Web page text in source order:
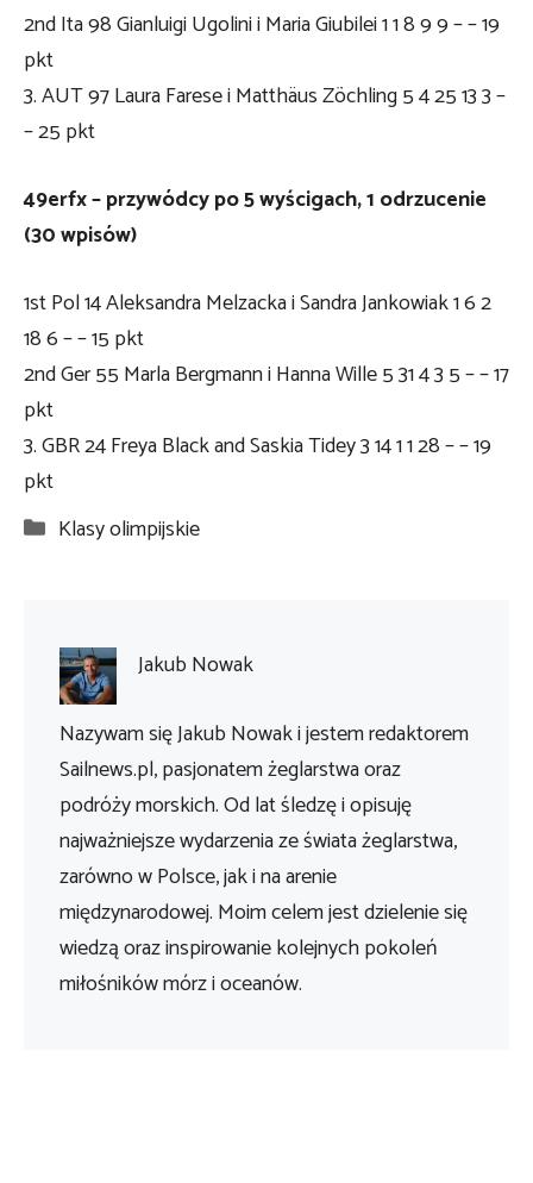
2nd Ita 98 ​​Gianluigi Ugolini i Maria Giubilei 1 1 8 9 9 – – 19
pkt
3. AUT 97 Laura Farese i Matthäus Zöchling 5 4 25 13 3 –
– 25 pkt
49erfx – przywódcy po 5 wyścigach, 1 odrzucenie
(30 wpisów)
1st Pol 14 Aleksandra Melzacka i Sandra Jankowiak 1 6 2
18 6 – – 15 pkt
2nd Ger 55 Marla Bergmann i Hanna Wille 5 31 4 3 5 – – 17
pkt
3. GBR 24 Freya Black and Saskia Tidey 3 14 1 1 28 – – 19
pkt
Kategorie
Klasy olimpijskie
Jakub Nowak
Nazywam się Jakub Nowak i jestem redaktorem
Sailnews.pl, pasjonatem żeglarstwa oraz
podróży morskich. Od lat śledzę i opisuję
najważniejsze wydarzenia ze świata żeglarstwa,
zarówno w Polsce, jak i na arenie
międzynarodowej. Moim celem jest dzielenie się
wiedzą oraz inspirowanie kolejnych pokoleń
miłośników mórz i oceanów.